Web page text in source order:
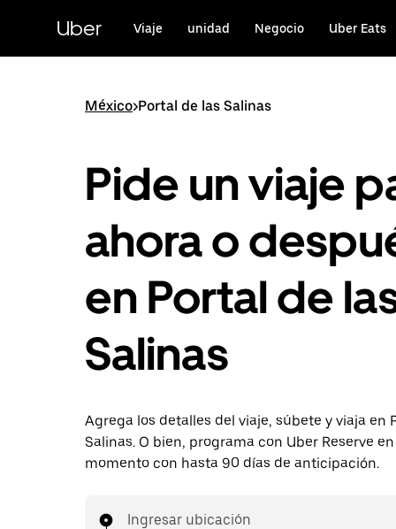
contenido
principal
Uber Viaje unidad Negocio Uber Eats
México>Portal de las Salinas
Pide un viaje
ahora o
en Portal de
Salinas
Agrega los detalles del viaje, súbete y viaja en
Salinas. O bien, programa con Uber Reserve
momento con hasta 90 días de anticipación.
Ingresar ubicación